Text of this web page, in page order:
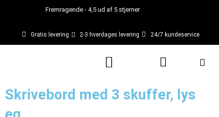
Fremragende - 4,5 ud af 5 stjerner
Gratis levering 2-3 hverdages levering 24/7 kundeservice
Kurv
Skrivebord med 3 skuffer, lys